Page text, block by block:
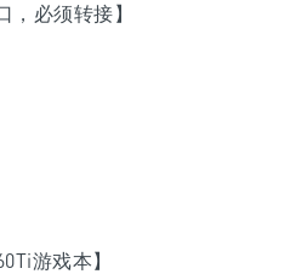
，必须转接】
游戏本】